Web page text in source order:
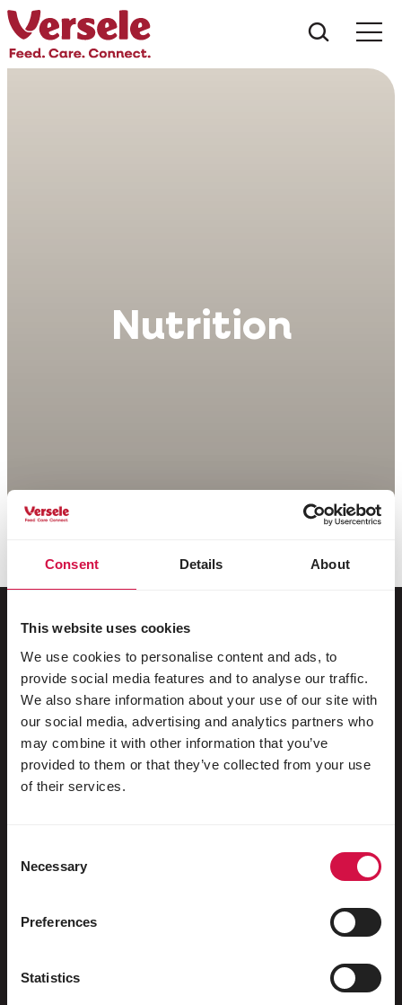
Consent Details About
This website uses cookies
We use cookies to personalise content and ads, to
provide social media features and to analyse our traffic.
We also share information about your use of our site with
our social media, advertising and analytics partners who
may combine it with other information that you’ve
provided to them or that they’ve collected from your use
of their services.
Selection
Necessary
Preferences
Statistics
Nutrition
Pro vaše zvířátko
Ptáci chovaní v klecích a voliérách
Divoce žijící ptáci
Dlouhokřídlí & Běžci
Fretky